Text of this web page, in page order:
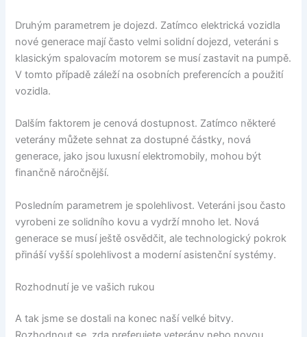
Druhým parametrem je dojezd. Zatímco elektrická vozidla
nové generace mají často velmi solidní dojezd, veteráni s
klasickým spalovacím motorem se musí zastavit na pumpě.
V tomto případě záleží na osobních preferencích a použití
vozidla.
Dalším faktorem je cenová dostupnost. Zatímco některé
veterány můžete sehnat za dostupné částky, nová
generace, jako jsou luxusní elektromobily, mohou být
finančně náročnější.
Posledním parametrem je spolehlivost. Veteráni jsou často
vyrobeni ze solidního kovu a vydrží mnoho let. Nová
generace se musí ještě osvědčit, ale technologický pokrok
přináší vyšší spolehlivost a moderní asistenční systémy.
Rozhodnutí je ve vašich rukou
A tak jsme se dostali na konec naší velké bitvy.